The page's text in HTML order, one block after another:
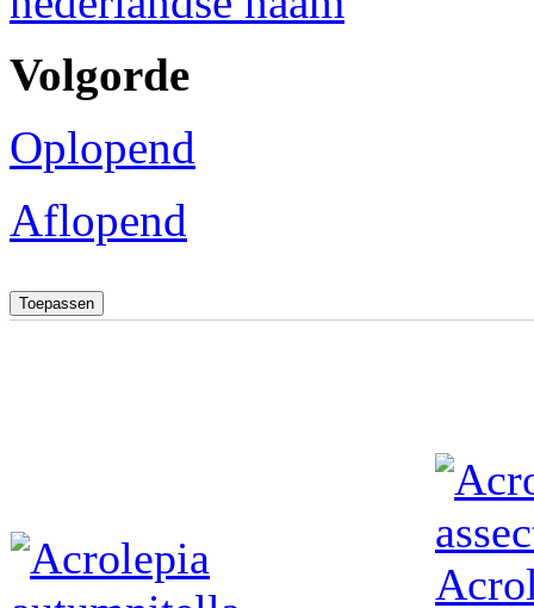
Volgorde
Oplopend
Aflopend